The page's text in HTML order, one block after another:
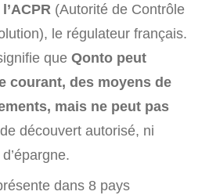
(Autorité de Contrôle
le régulateur français.
que Qonto peut
courant, des moyens de
mais ne peut pas
découvert autorisé, ni
dans 8 pays